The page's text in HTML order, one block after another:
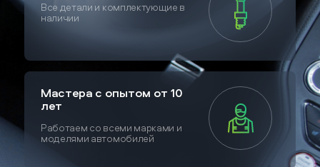
Все детали и комплектующие в
наличии
Мастера с опытом от 10
лет
Работаем со всеми марками и
моделями автомобилей